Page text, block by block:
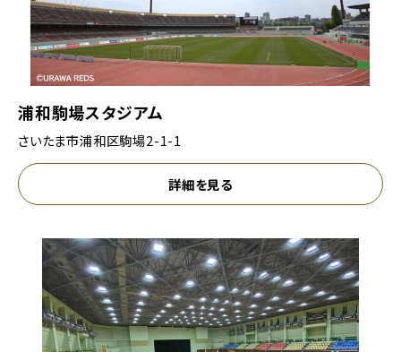
浦和駒場スタジアム
さいたま市浦和区駒場2-1-1
詳細を見る